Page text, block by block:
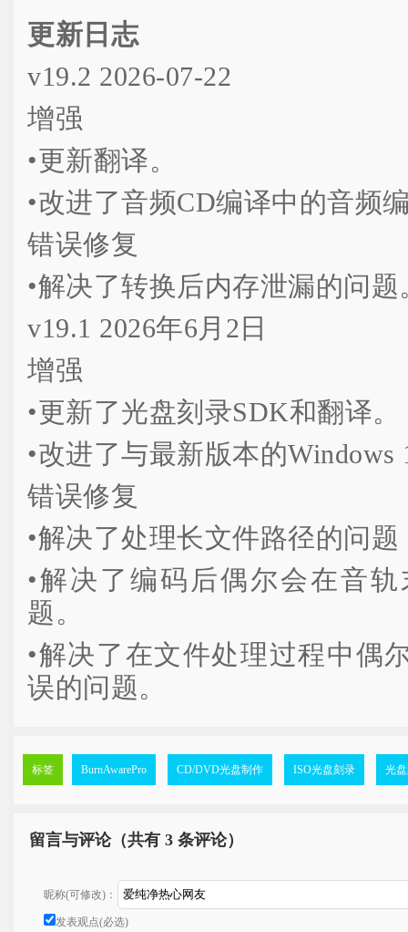
更新日志
v19.2 2026-07-22
增强
•更新翻译。
•改进了音频CD编译中的音频
错误修复
•解决了转换后内存泄漏的问题
v19.1 2026年6月2日
增强
•更新了光盘刻录SDK和翻译。
•改进了与最新版本的Windows
错误修复
•解决了处理长文件路径的问
•解决了编码后偶尔会在音
题。
•解决了在文件处理过程中偶
误的问题。
标签 BurnAwarePro CD/DVD光盘制作 ISO光盘刻录 光
留言与评论（共有 3 条评论）
昵称(可修改)：
发表观点(必选)